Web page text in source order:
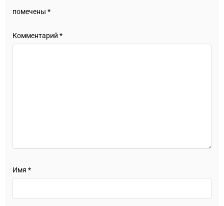
помечены *
Комментарий *
Имя *